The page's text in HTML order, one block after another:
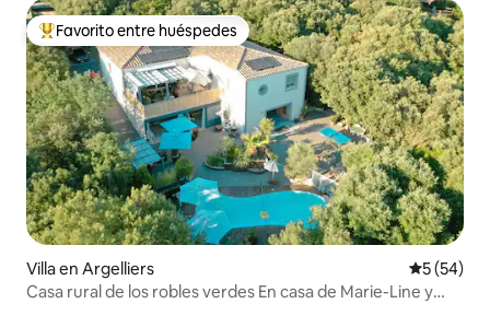
Favorito entre huéspedes preferido
Favorito entre huéspedes
Villa en Argelliers
5 (54)
Casa rural de los robles verdes En casa de Marie-Line y